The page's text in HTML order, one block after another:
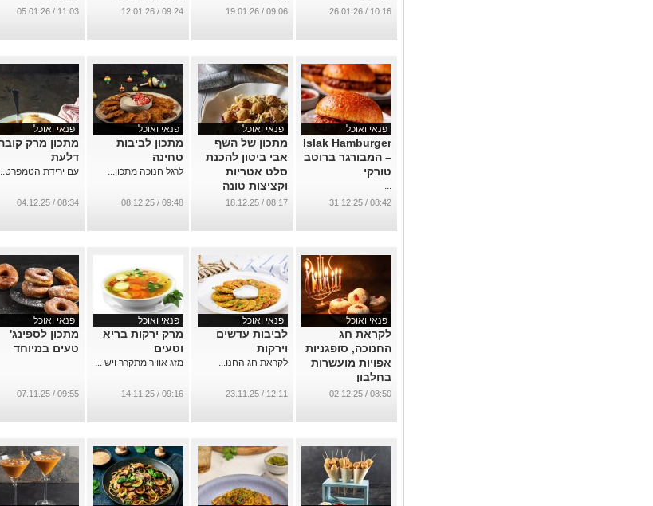
...
10:16 / 26.01.26
09:06 / 19.01.26
צבעים: מגולגלות
...
09:24 / 12.01.26
...
11:03 / 05.01.26
פנאי ואוכל
Islak Hamburger
– המבורגר ברוטב
טורקי
...
08:42 / 31.12.25
פנאי ואוכל
מתכון של השף
אבי ביטון להכנת
סלט אטריות
וקציצות טונה
...
08:17 / 18.12.25
פנאי ואוכל
מתכון לביבות
טחינה
לרגל חנוכה מתכון...
09:48 / 08.12.25
פנאי ואוכל
מתכון מרק
דלעת
עם ירידת
08:34 / 04.12.25
פנאי ואוכל
לקראת חג
החנוכה, סופגניות
אפויות מועשרות
בחלבון
...
08:50 / 02.12.25
פנאי ואוכל
לביבות עדשים
וירקות
לקראת חג החנו...
12:11 / 23.11.25
פנאי ואוכל
מרק ירקות בריא
וטעים
מזג אוויר מתקרר ויש ...
09:16 / 14.11.25
פנאי ואוכל
מתכון לספינג'
טעים במיוחד
09:55 / 07.11.25